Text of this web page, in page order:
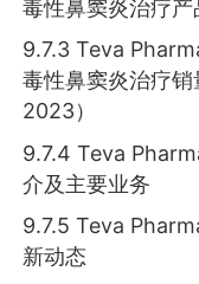
毒性鼻窦炎治疗
9.7.3 Teva
毒性鼻窦炎治疗
2023）
9.7.4 Teva
介及主要业务
9.7.5 Teva
新动态